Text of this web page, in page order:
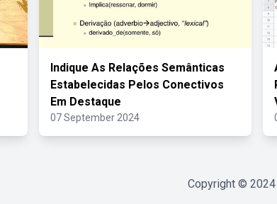
Indique As Relações Semânticas
Estabelecidas Pelos Conectivos
Em Destaque
07 September 2024
Copyright © 2024